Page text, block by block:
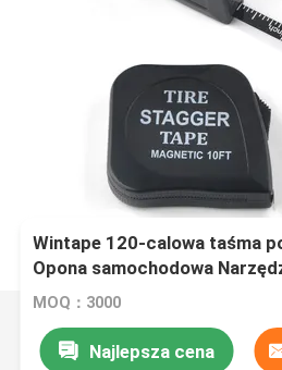
Wintape 120-calowa taśma
Opona samochodowa
wielkości
MOQ：3000
Najlepsza cena